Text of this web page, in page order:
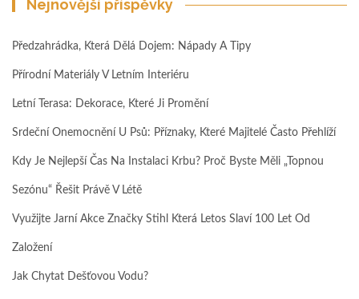
Nejnovější příspěvky
Předzahrádka, Která Dělá Dojem: Nápady A Tipy
Přírodní Materiály V Letním Interiéru
Letní Terasa: Dekorace, Které Ji Promění
Srdeční Onemocnění U Psů: Příznaky, Které Majitelé Často Přehlíží
Kdy Je Nejlepší Čas Na Instalaci Krbu? Proč Byste Měli „topnou
Sezónu“ Řešit Právě V Létě
Využijte Jarní Akce Značky Stihl Která Letos Slaví 100 Let Od
Založení
Jak Chytat Dešťovou Vodu?